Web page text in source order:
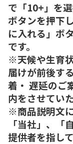
で「10+」を
ボタンを押下
に入れる」ボ
です。
※天候や生育
届けが前後す
着・ 遅延のご
内をさせてい
※商品説明文
「当社」、「
提供者を指し